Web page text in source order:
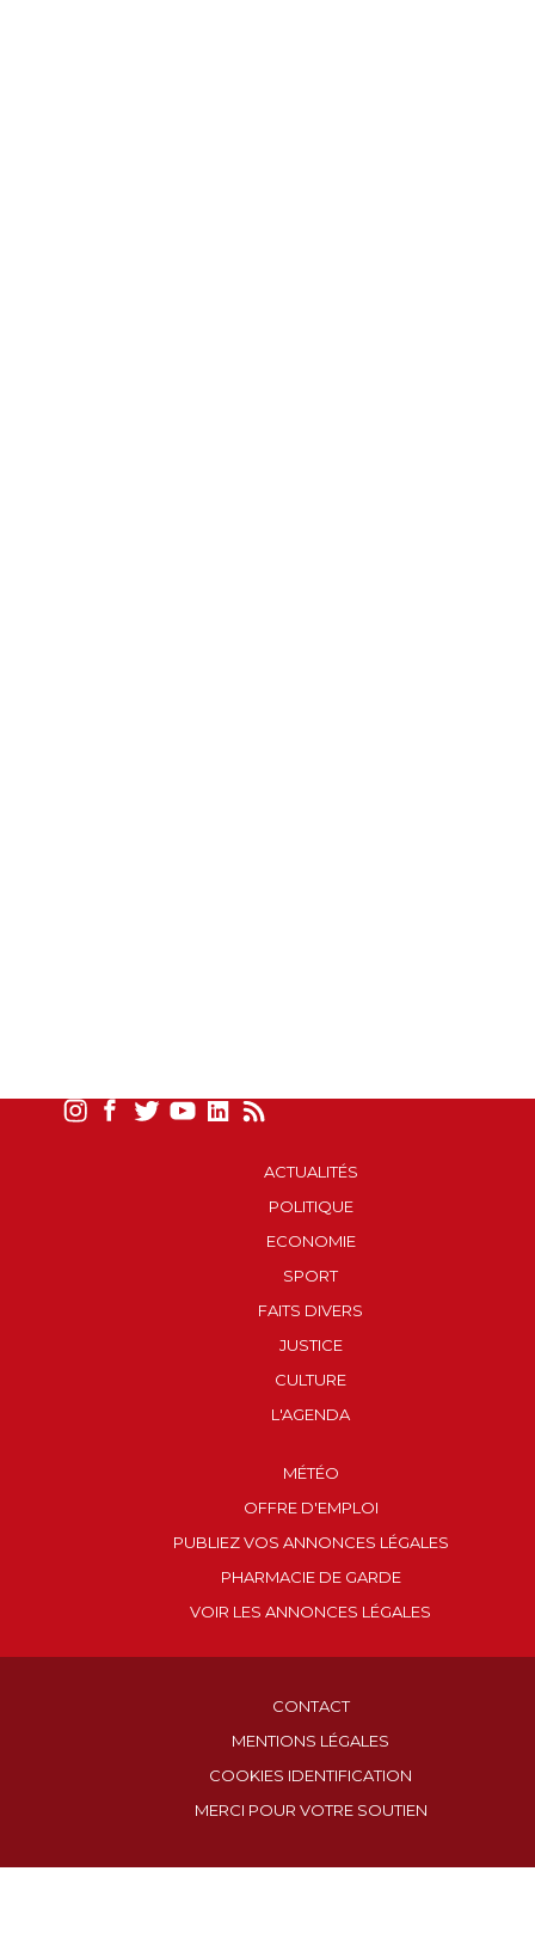
ACTUALITÉS
POLITIQUE
ECONOMIE
SPORT
FAITS DIVERS
JUSTICE
CULTURE
L'AGENDA
MÉTÉO
OFFRE D'EMPLOI
PUBLIEZ VOS ANNONCES LÉGALES
PHARMACIE DE GARDE
VOIR LES ANNONCES LÉGALES
CONTACT
MENTIONS LÉGALES
COOKIES IDENTIFICATION
MERCI POUR VOTRE SOUTIEN